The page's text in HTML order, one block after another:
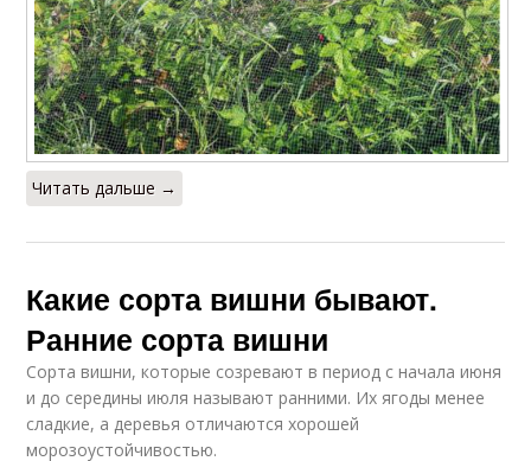
Читать дальше →
Какие сорта вишни бывают.
Ранние сорта вишни
Сорта вишни, которые созревают в период с начала июня
и до середины июля называют ранними. Их ягоды менее
сладкие, а деревья отличаются хорошей
морозоустойчивостью.